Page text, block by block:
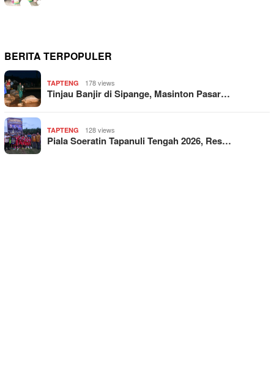
BERITA TERPOPULER
TAPTENG 178 views
Tinjau Banjir di Sipange, Masinton Pasar…
TAPTENG 128 views
Piala Soeratin Tapanuli Tengah 2026, Res…